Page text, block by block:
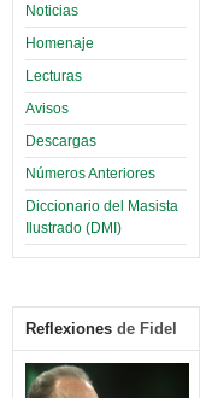
Noticias
Homenaje
Lecturas
Avisos
Descargas
Números Anteriores
Diccionario del Masista
Ilustrado (DMI)
Reflexiones de Fidel